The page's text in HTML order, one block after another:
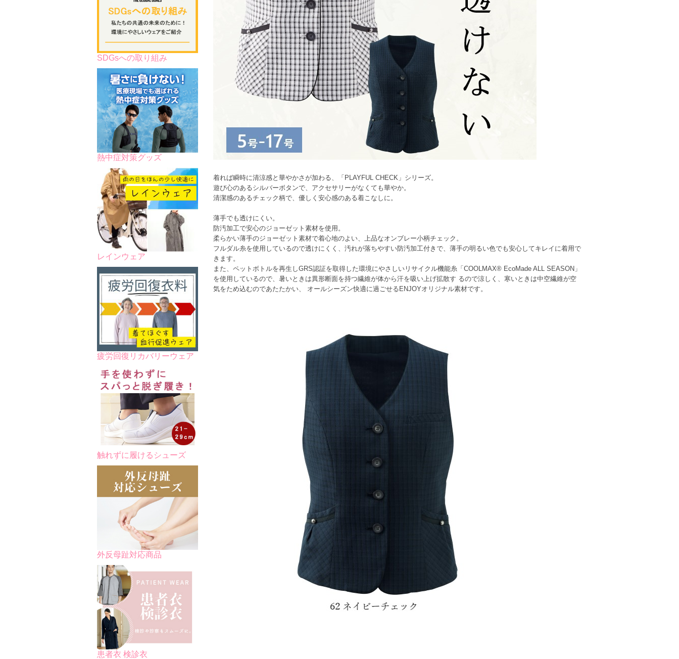
着れば瞬時に清涼感と華やかさが加わる、「PLAYFUL CHECK」シリーズ。
遊び心のあるシルバーボタンで、アクセサリーがなくても華やか。
清潔感のあるチェック柄で、優しく安心感のある着こなしに。
薄手でも透けにくい。
防汚加工で安心のジョーゼット素材を使用。
柔らかい薄手のジョーゼット素材で着心地のよい、上品なオンブレー小柄チェック。
フルダル糸を使用しているので透けにくく、汚れが落ちやすい防汚加工付きで、薄手の明るい色でも安心してキレイに着用で
きます。
また、ペットボトルを再生しGRS認証を取得した環境にやさしいリサイクル機能糸「COOLMAX® EcoMade ALL SEASON」
を使用しているので、暑いときは異形断面を持つ繊維が体から汗を吸い上げ拡散す るので涼しく、寒いときは中空繊維が空
気をため込むのであたたかい、 オールシーズン快適に過ごせるENJOYオリジナル素材です。
SDGsへの取り組み
熱中症対策グッズ
レインウェア
疲労回復リカバリーウェア
触れずに履けるシューズ
外反母趾対応商品
患者衣 検診衣